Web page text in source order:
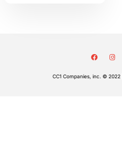
CC1 Companies, inc. © 2022